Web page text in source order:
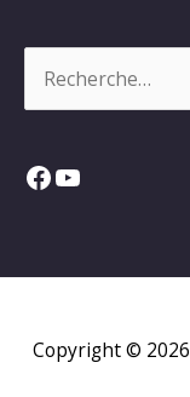
Facebook
YouTube
Copyright © 2026